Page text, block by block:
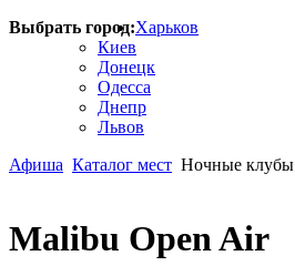
Выбрать город:Харьков
Киев
Донецк
Одесса
Днепр
Львов
Афиша Каталог мест Ночные клубы
Malibu Open Air